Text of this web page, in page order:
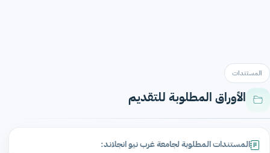
المستندات
الأوراق المطلوبة للتقديم
المستندات المطلوبة لجامعة غرب نيو انجلاند: